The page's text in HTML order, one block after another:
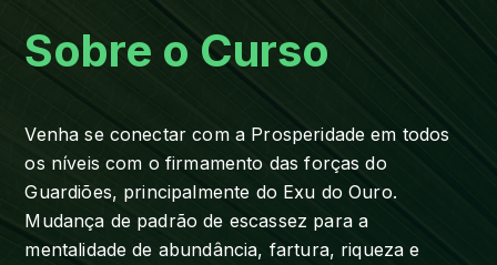
Sobre o Curso
Venha se conectar com a Prosperidade em todos
os níveis com o firmamento das forças do
Guardiões, principalmente do Exu do Ouro.
Mudança de padrão de escassez para a
mentalidade de abundância, fartura, riqueza e